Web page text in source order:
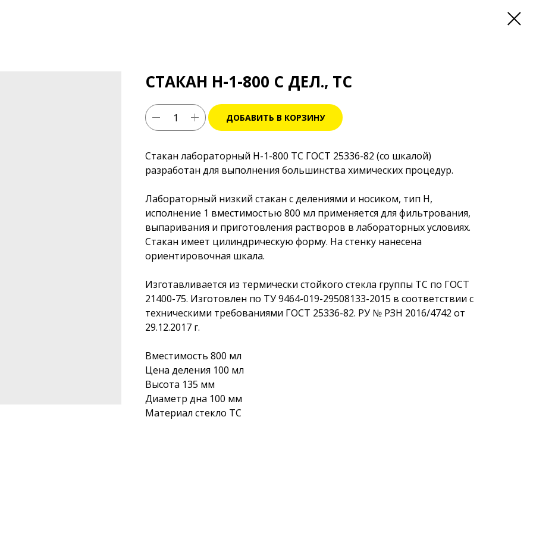
СТАКАН Н-1-800 С ДЕЛ., ТС
ДОБАВИТЬ В КОРЗИНУ
Стакан лабораторный Н-1-800 ТС ГОСТ 25336-82 (со шкалой)
разработан для выполнения большинства химических процедур.
Лабораторный низкий стакан с делениями и носиком, тип Н,
исполнение 1 вместимостью 800 мл применяется для фильтрования,
выпаривания и приготовления растворов в лабораторных условиях.
Стакан имеет цилиндрическую форму. На стенку нанесена
ориентировочная шкала.
Изготавливается из термически стойкого стекла группы ТС по ГОСТ
21400-75. Изготовлен по ТУ 9464-019-29508133-2015 в соответствии с
техническими требованиями ГОСТ 25336-82. РУ № РЗН 2016/4742 от
29.12.2017 г.
Вместимость 800 мл
Цена деления 100 мл
Высота 135 мм
Диаметр дна 100 мм
Материал стекло ТС